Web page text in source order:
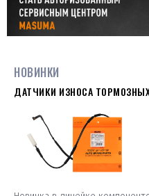
НОВИНКИ
ДАТЧИКИ ИЗНОСА